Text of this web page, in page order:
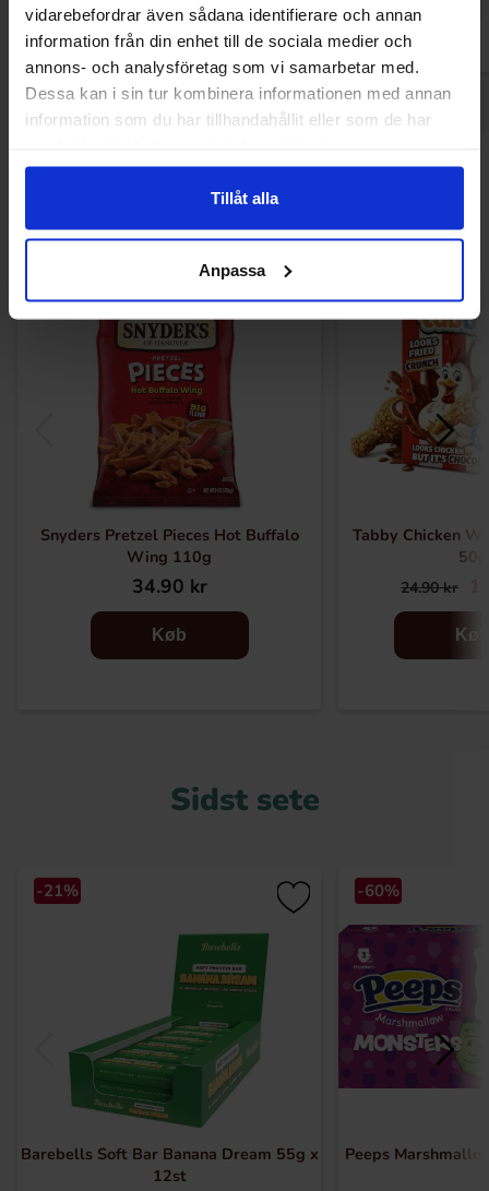
vidarebefordrar även sådana identifierare och annan
information från din enhet till de sociala medier och
annons- och analysföretag som vi samarbetar med.
Dessa kan i sin tur kombinera informationen med annan
information som du har tillhandahållit eller som de har
Tillåt alla
Anpassa
Andre kunne lide
Snyders Pretzel Pieces Hot Buffalo
Wing 110g
34.90 kr
Køb
Tabby Chicken
50g
24.90 kr
Køb
Sidst sete
-21%
Barebells Soft Bar Banana Dream 55g x
12st
-60%
Peeps